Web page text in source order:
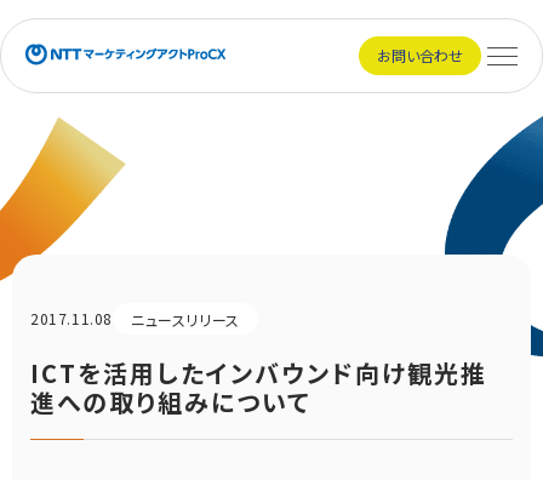
NTTマーケティングアクトProCX お問い合わせ
メニ
2017.11.08 ニュースリリース
ICTを活用したインバウンド向け観光推
進への取り組みについて